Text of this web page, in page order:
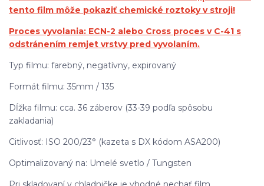
tento film môže pokaziť chemické roztoky v stroji!
Proces vyvolania: ECN-2 alebo Cross proces v C-41 s
odstránením remjet vrstvy pred vyvolaním.
Typ filmu: farebný, negatívny, expirovaný
Formát filmu: 35mm / 135
Dĺžka filmu: cca. 36 záberov (33-39 podľa spôsobu
zakladania)
Citlivosť: ISO 200/23° (kazeta s DX kódom ASA200)
Optimalizovaný na: Umelé svetlo / Tungsten